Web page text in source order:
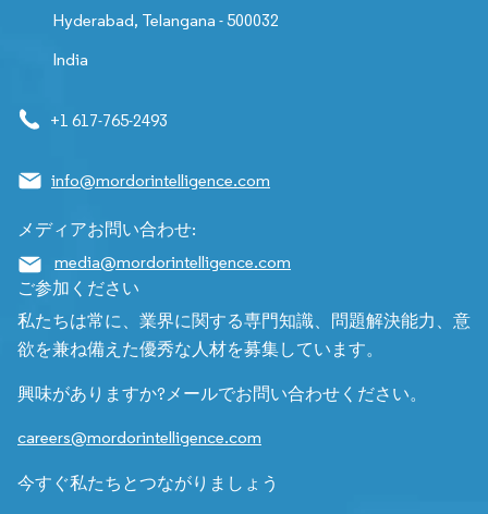
Hyderabad, Telangana - 500032
India
+1 617-765-2493
info@mordorintelligence.com
メディアお問い合わせ:
media@mordorintelligence.com
ご参加ください
私たちは常に、業界に関する専門知識、問題解決能力、意
欲を兼ね備えた優秀な人材を募集しています。
興味がありますか?メールでお問い合わせください。
careers@mordorintelligence.com
今すぐ私たちとつながりましょう